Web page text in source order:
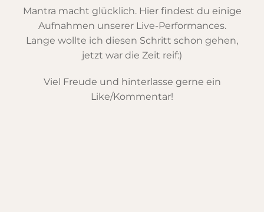
Mantra macht glücklich. Hier findest du einige
Aufnahmen unserer Live-Performances.
Lange wollte ich diesen Schritt schon gehen,
jetzt war die Zeit reif:)
Viel Freude und hinterlasse gerne ein
Like/Kommentar!